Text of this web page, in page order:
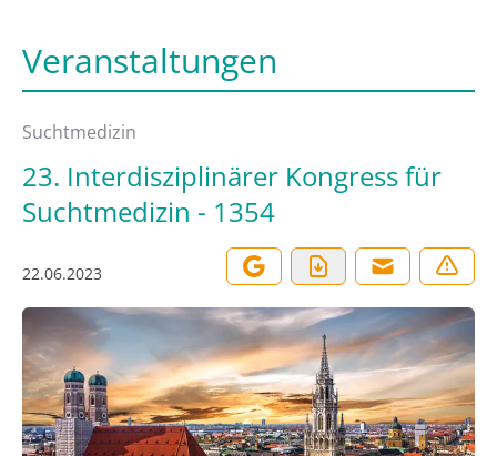
Veranstaltungen
Suchtmedizin
23. Interdisziplinärer Kongress für
Suchtmedizin - 1354
22.06.2023